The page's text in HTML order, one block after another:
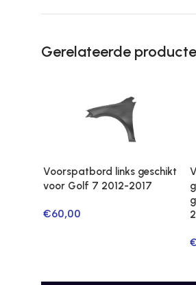
Gerelateerde
Voorspatbord links geschikt
voor Golf 7 2012-2017
€60,00